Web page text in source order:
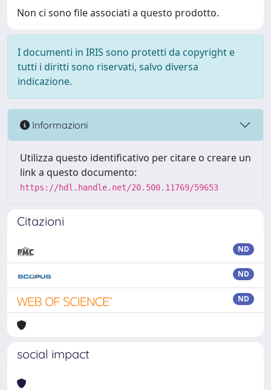
Non ci sono file associati a questo prodotto.
I documenti in IRIS sono protetti da copyright e
tutti i diritti sono riservati, salvo diversa
indicazione.
Informazioni
Utilizza questo identificativo per citare o creare un
link a questo documento:
https://hdl.handle.net/20.500.11769/59653
Citazioni
ND
ND
ND
social impact